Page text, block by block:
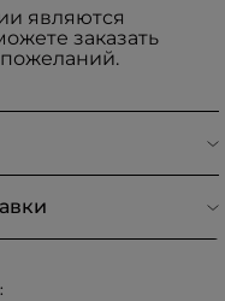
являются
заказать